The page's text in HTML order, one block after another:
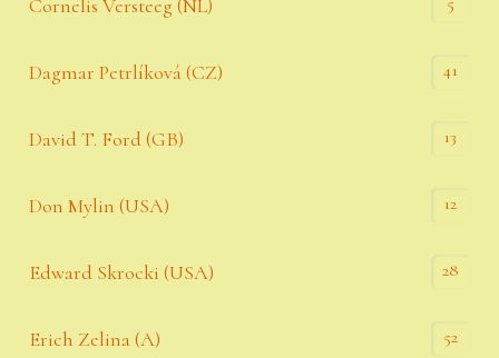
Cornelis Versteeg (NL)
Dagmar Petrlíková (CZ) 41
David T. Ford (GB) 13
Don Mylin (USA) 12
Edward Skrocki (USA) 28
Erich Zelina (A) 52